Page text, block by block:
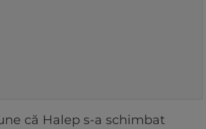
că Halep s-a schimbat